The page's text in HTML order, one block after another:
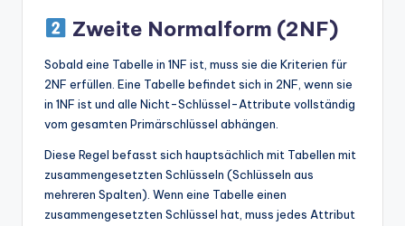
Zweite Normalform (2NF)
Sobald eine Tabelle in 1NF ist, muss sie die Kriterien für
2NF erfüllen. Eine Tabelle befindet sich in 2NF, wenn sie
in 1NF ist und alle Nicht-Schlüssel-Attribute vollständig
vom gesamten Primärschlüssel abhängen.
Diese Regel befasst sich hauptsächlich mit Tabellen mit
zusammengesetzten Schlüsseln (Schlüsseln aus
mehreren Spalten). Wenn eine Tabelle einen
zusammengesetzten Schlüssel hat, muss jedes Attribut